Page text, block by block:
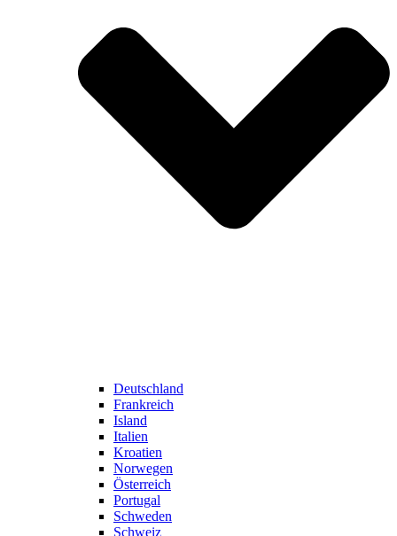
Deutschland
Frankreich
Island
Italien
Kroatien
Norwegen
Österreich
Portugal
Schweden
Schweiz